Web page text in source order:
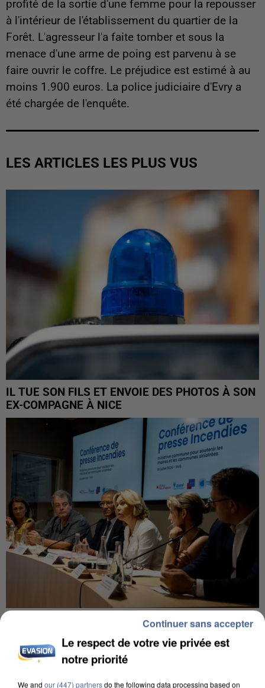
profité de la sortie d'une femme pour la repousser
à l'intérieur de l'établissement du quartier de la
Forêt. L'agresseur l'a faite tomber et sous la
menace d'une arme de poing est parvenu à se
faire ouvrir le coffre. Le préjudice est estimé à au
moins 1.900 euros. La police judiciaire d'Evry a
été chargée de l'enquête.
LES ARTICLES LES PLUS VUS
IL TUE SON FILS ET ENVOIE DES PHOTOS À SON
EX-COMPAGNE À NICE
INCENDIES : L’ÎLE-DE-FRANCE LANCE UN ÉLAN
Le respect de votre vie privée est
notre priorité
We and our (447) partnersdo the following data processing based on
Continuer sans accepter